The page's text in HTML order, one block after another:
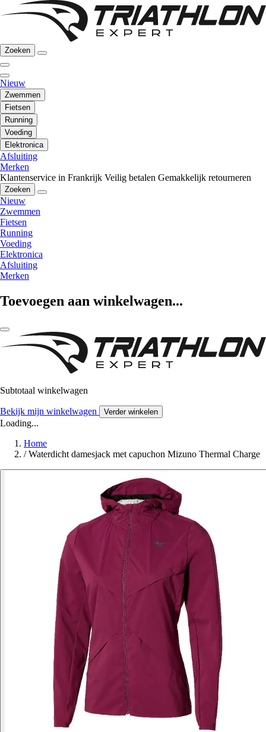
Zoeken
Nieuw
Zwemmen
Fietsen
Running
Voeding
Elektronica
Afsluiting
Merken
Klantenservice in Frankrijk Veilig betalen Gemakkelijk retourneren
Zoeken
Nieuw
Zwemmen
Fietsen
Running
Voeding
Elektronica
Afsluiting
Merken
Toevoegen aan winkelwagen...
Subtotaal winkelwagen
Bekijk mijn winkelwagen Verder winkelen
Loading...
Home
/ Waterdicht damesjack met capuchon Mizuno Thermal Charge